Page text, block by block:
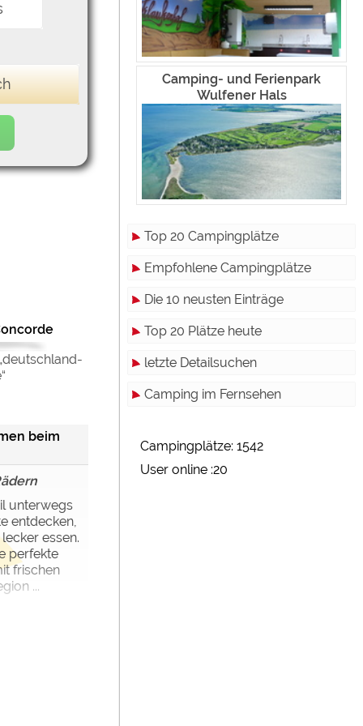
beim
unterwegs
entdecken,
essen.
perfekte
frischen
...
Camping- und Ferienpark
Wulfener Hals
Top 20 Campingplätze
Empfohlene Campingplätze
Die 10 neusten Einträge
Top 20 Plätze heute
letzte Detailsuchen
Camping im Fernsehen
Campingplätze: 1542
User online :20